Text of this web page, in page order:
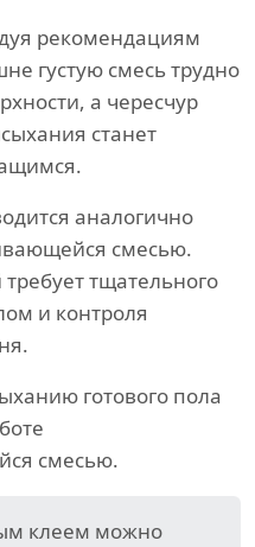
рекомендациям
густую смесь трудно
а чересчур
станет
аналогично
смесью.
тщательного
и контроля
готового пола
смесью.
клеем можно